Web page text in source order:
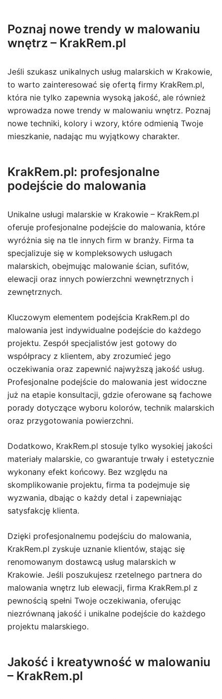
Poznaj nowe trendy w malowaniu
wnętrz – KrakRem.pl
Jeśli szukasz unikalnych usług malarskich w Krakowie,
to warto zainteresować się ofertą firmy KrakRem.pl,
która nie tylko zapewnia wysoką jakość, ale również
wprowadza nowe trendy w malowaniu wnętrz. Poznaj
nowe techniki, kolory i wzory, które odmienią Twoje
mieszkanie, nadając mu wyjątkowy charakter.
KrakRem.pl: profesjonalne
podejście do malowania
Unikalne usługi malarskie w Krakowie – KrakRem.pl
oferuje profesjonalne podejście do malowania, które
wyróżnia się na tle innych firm w branży. Firma ta
specjalizuje się w kompleksowych usługach
malarskich, obejmując malowanie ścian, sufitów,
elewacji oraz innych powierzchni wewnętrznych i
zewnętrznych.
Kluczowym elementem podejścia KrakRem.pl do
malowania jest indywidualne podejście do każdego
projektu. Zespół specjalistów jest gotowy do
współpracy z klientem, aby zrozumieć jego
oczekiwania oraz zapewnić najwyższą jakość usług.
Profesjonalne podejście do malowania jest widoczne
już na etapie konsultacji, gdzie oferowane są fachowe
porady dotyczące wyboru kolorów, technik malarskich
oraz przygotowania powierzchni.
Dodatkowo, KrakRem.pl stosuje tylko wysokiej jakości
materiały malarskie, co gwarantuje trwały i estetycznie
wykonany efekt końcowy. Bez względu na
skomplikowanie projektu, firma ta podejmuje się
wyzwania, dbając o każdy detal i zapewniając
satysfakcję klienta.
Dzięki profesjonalnemu podejściu do malowania,
KrakRem.pl zyskuje uznanie klientów, stając się
renomowanym dostawcą usług malarskich w
Krakowie. Jeśli poszukujesz rzetelnego partnera do
malowania wnętrz lub elewacji, firma KrakRem.pl z
pewnością spełni Twoje oczekiwania, oferując
niezrównaną jakość i unikalne podejście do każdego
projektu malarskiego.
Jakość i kreatywność w malowaniu
– KrakRem.pl